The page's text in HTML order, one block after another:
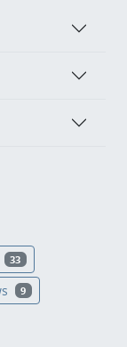
33
9